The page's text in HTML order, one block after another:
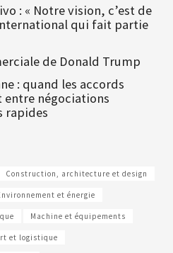
: « Notre vision, c’est de
qui fait partie
de Donald Trump
: quand les accords
entre négociations
rapides
Construction, architecture et design
et énergie
Machine et équipements
et logistique